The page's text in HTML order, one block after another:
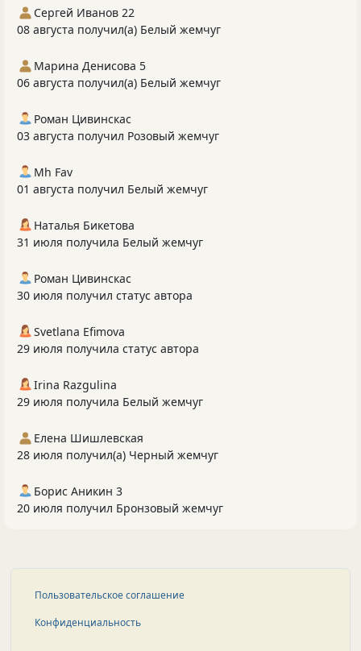
Сергей Иванов 22
08 августа получил(а) Белый жемчуг
Марина Денисова 5
06 августа получил(а) Белый жемчуг
Роман Цивинскас
03 августа получил Розовый жемчуг
Mh Fav
01 августа получил Белый жемчуг
Наталья Бикетова
31 июля получила Белый жемчуг
Роман Цивинскас
30 июля получил статус автора
Svetlana Efimova
29 июля получила статус автора
Irina Razgulina
29 июля получила Белый жемчуг
Елена Шишлевская
28 июля получил(а) Черный жемчуг
Борис Аникин 3
20 июля получил Бронзовый жемчуг
Пользовательское соглашение
Конфиденциальность